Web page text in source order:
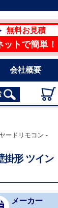
無料お見積
ットで簡単！
会社概要
ードリモコン -
掛形 ツイン
メーカー